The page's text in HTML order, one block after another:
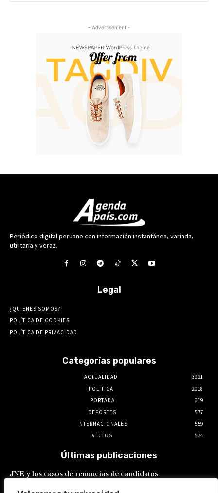
- Advertisement -
Periódico digital peruano con información instantánea, variada,
utilitaria y veraz.
Legal
¿QUIENES SOMOS?
POLÍTICA DE COOKIES
POLÍTICA DE PRIVACIDAD
Categorías populares
ACTUALIDAD
3921
POLITICA
2018
PORTADA
619
DEPORTES
577
INTERNACIONALES
559
VÍDEOS
534
Últimas publicaciones
JNE y los casos de renuncias de candidatos
Constitución está por encima del reglamento